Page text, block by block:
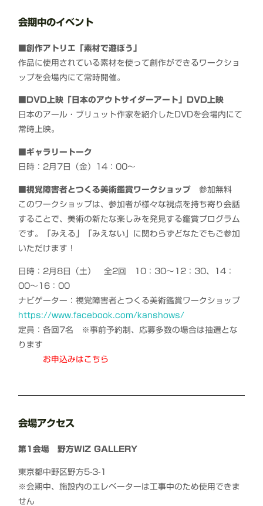
会期中のイベント
■創作アトリエ「素材で遊ぼう」
作品に使用されている素材を使って創作ができるワークショ
ップを会場内にて常時開催。
■DVD上映「日本のアウトサイダーアート」DVD上映
日本のアール・ブリュット作家を紹介したDVDを会場内にて
常時上映。
■ギャラリートーク
日時：2月7日（金）14：00～
■視覚障害者とつくる美術鑑賞ワークショップ参加無料
このワークショップは、参加者が様々な視点を持ち寄り会話
することで、美術の新たな楽しみを発見する鑑賞プログラム
です。「みえる」「みえない」に関わらずどなたでもご参加
いただけます！
日時：2月8日（土） 全2回 10：30～12：30、14：
00～16：00
ナビゲーター：視覚障害者とつくる美術鑑賞ワークショップ
https://www.facebook.com/kanshows/
定員：各回7名 ※事前予約制、応募多数の場合は抽選とな
ります
お申込みはこちら
会場アクセス
第1会場 野方WIZ GALLERY
東京都中野区野方5-3-1
※会期中、施設内のエレベーターは工事中のため使用できま
せん